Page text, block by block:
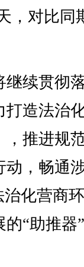
，对比同
续贯彻
打造法治
，推进规
动，畅通
治化营商
“助推器